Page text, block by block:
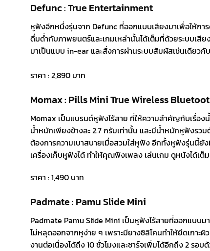
Defunc : True Entertainment
หูฟังอีกหนึ่งรุ่นจาก Defunc ที่ออกแบบเสียงมาเพื่อให้ก
ดื่มด่ำกับภาพยนตร์และเกมเหล่านั้นได้เต็มที่ด้วยระบบเ
มาเป็นแบบ in-ear และสั่งการผ่านระบบสัมผัสเช่นเดียวกั
ราคา : 2,890 บาท
Momax : Pills Mini True Wireless
Momax เป็นแบรนด์หูฟังไร้สาย ที่ให้ความสำคัญกับเรื่อ
น้ำหนักเพียงข้างละ 2.7 กรัมเท่านั้น และมีน้ำหนักหูฟังรว
ต้องการความเบาสบายเมื่อสวมใส่หูฟัง อีกทั้งหูฟังรุ่นนี้ยัง
เครื่องเก็บหูฟังได้ ทำให้คุณฟังเพลง เล่นเกม ดูหนังได้เต็
ราคา : 1,490 บาท
Padmate : Pamu Slide Mini
Padmate Pamu Slide Mini เป็นหูฟังไร้สายที่ออกแบบม
ไม่หลุดออกจากหูง่าย ๆ เพราะมียางซิลิโคนทำให้ยึดเกาะ
งานต่อเนื่องได้ถึง 10 ชั่วโมงและชาร์จเพิ่มได้อีกถึง 2 รอ